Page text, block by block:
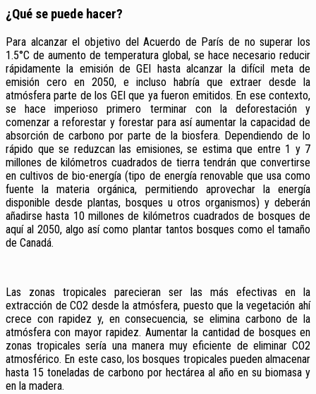
¿Qué se puede hacer?
Para alcanzar el objetivo del Acuerdo de París de no superar los
1.5°C de aumento de temperatura global, se hace necesario reducir
rápidamente la emisión de GEI hasta alcanzar la difícil meta de
emisión cero en 2050, e incluso habría que extraer desde la
atmósfera parte de los GEI que ya fueron emitidos. En ese contexto,
se hace imperioso primero terminar con la deforestación y
comenzar a reforestar y forestar para así aumentar la capacidad de
absorción de carbono por parte de la biosfera. Dependiendo de lo
rápido que se reduzcan las emisiones, se estima que entre 1 y 7
millones de kilómetros cuadrados de tierra tendrán que convertirse
en cultivos de bio-energía (tipo de energía renovable que usa como
fuente la materia orgánica, permitiendo aprovechar la energía
disponible desde plantas, bosques u otros organismos) y deberán
añadirse hasta 10 millones de kilómetros cuadrados de bosques de
aquí al 2050, algo así como plantar tantos bosques como el tamaño
de Canadá.
Las zonas tropicales parecieran ser las más efectivas en la
extracción de CO2 desde la atmósfera, puesto que la vegetación ahí
crece con rapidez y, en consecuencia, se elimina carbono de la
atmósfera con mayor rapidez. Aumentar la cantidad de bosques en
zonas tropicales sería una manera muy eficiente de eliminar CO2
atmosférico. En este caso, los bosques tropicales pueden almacenar
hasta 15 toneladas de carbono por hectárea al año en su biomasa y
en la madera.